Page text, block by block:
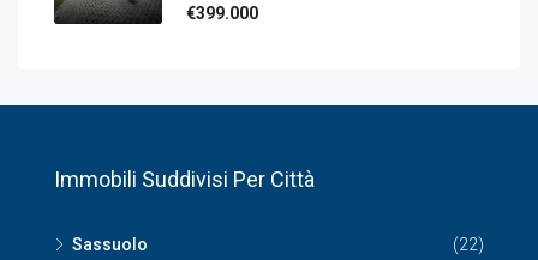
€399.000
Immobili Suddivisi Per Città
Sassuolo (22)